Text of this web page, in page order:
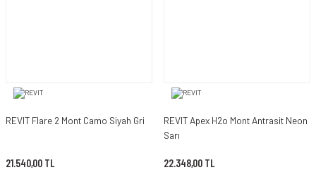
REVIT Flare 2 Mont Camo Siyah Gri
21.540,00 TL
REVIT Apex H2o Mont Antrasit Neon
Sarı
22.348,00 TL